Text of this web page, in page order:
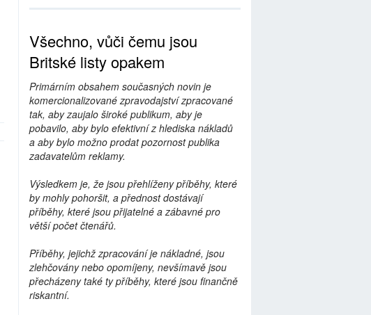
Všechno, vůči čemu jsou
Britské listy opakem
Primárním obsahem současných novin je
komercionalizované zpravodajství zpracované
tak, aby zaujalo široké publikum, aby je
pobavilo, aby bylo efektivní z hlediska nákladů
a aby bylo možno prodat pozornost publika
zadavatelům reklamy.
Výsledkem je, že jsou přehlíženy příběhy, které
by mohly pohoršit, a přednost dostávají
příběhy, které jsou přijatelné a zábavné pro
větší počet čtenářů.
Příběhy, jejichž zpracování je nákladné, jsou
zlehčovány nebo opomíjeny, nevšímavě jsou
přecházeny také ty příběhy, které jsou finančně
riskantní.